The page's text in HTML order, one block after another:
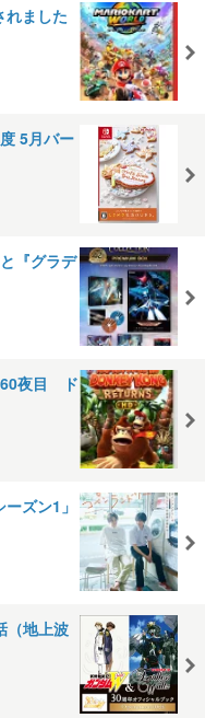
ました
5月バー
『グラデ
夜目 ド
ズン1」
（地上波